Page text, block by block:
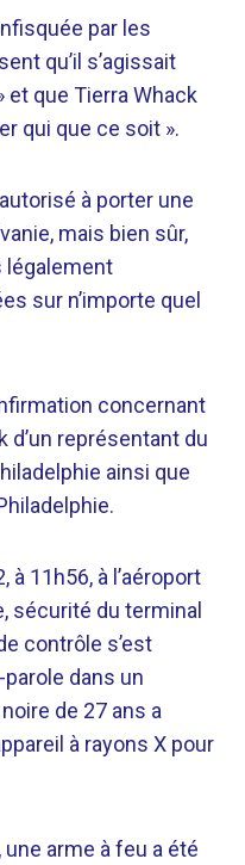
par les
qu’il s’agissait
et que Tierra Whack
qui que ce soit ».
à porter une
mais bien sûr,
légalement
sur n’importe quel
concernant
d’un représentant du
ainsi que
à 11h56, à l’aéroport
sécurité du terminal
contrôle s’est
dans un
de 27 ans a
à rayons X pour
arme à feu a été